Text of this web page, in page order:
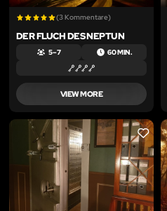
(3 Kommentare)
DER FLUCH DES NEPTUN
5 – 7 60 MIN.
VIEW MORE
LIKE